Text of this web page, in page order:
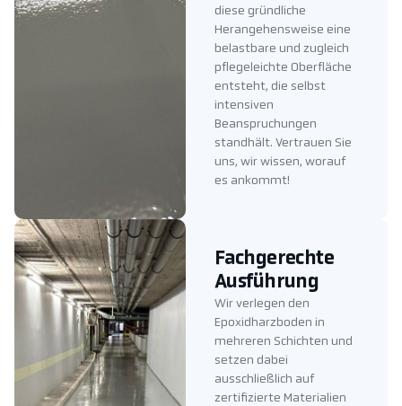
diese gründliche
Herangehensweise eine
belastbare und zugleich
pflegeleichte Oberfläche
entsteht, die selbst
intensiven
Beanspruchungen
standhält. Vertrauen Sie
uns, wir wissen, worauf
es ankommt!
Fachgerechte
Ausführung
Wir verlegen den
Epoxidharzboden in
mehreren Schichten und
setzen dabei
ausschließlich auf
zertifizierte Materialien